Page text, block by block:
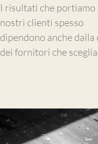
I risultati che portiamo
nostri clienti spesso
dipendono anche dalla
dei fornitori che